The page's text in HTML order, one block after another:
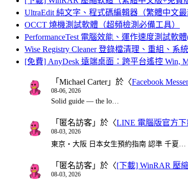
UltraEdit 純文字、程式碼編輯器（繁體中文最
OCCT 燒機測試軟體（超頻檢測必備工具）
PerformanceTest 電腦效能、運作速度測試軟
Wise Registry Cleaner 登錄檔清理、重組、系
[免費] AnyDesk 遠端桌面：跨平台遙控 Win,
「 Michael Carter」於〈Facebook
08-06, 2026
Solid guide — the lo…
「 匿名訪客 」於〈LINE 電腦版官方下
08-03, 2026
東京・大阪 日本女生預約指南 認準 千夏…
「 匿名訪客 」於〈[下載] WinRAR 壓
08-03, 2026